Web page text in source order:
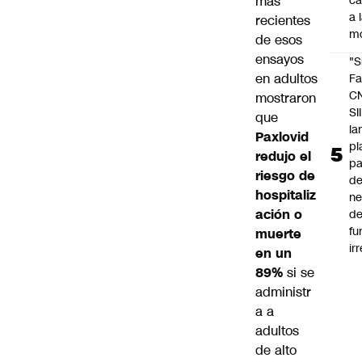
recientes
de esos
ensayos
en adultos
mostraron
que
Paxlovid
redujo el
riesgo de
hospitaliz
ación o
muerte
en un
89% si se
administr
a a
adultos
de alto
a
SII
de